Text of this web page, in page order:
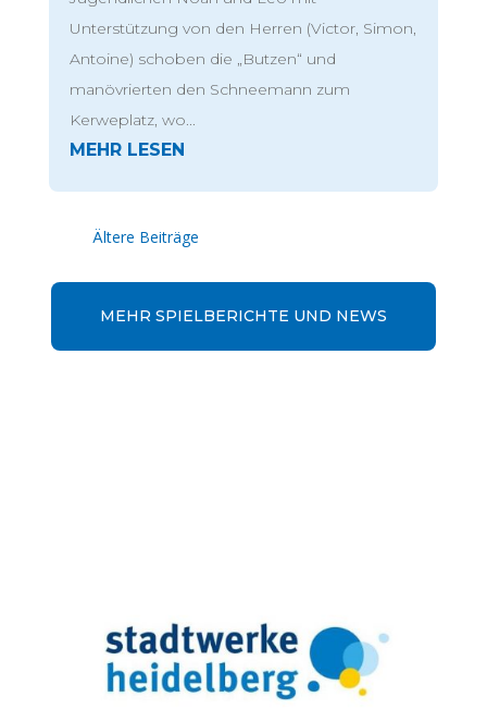
Unterstützung von den Herren (Victor, Simon,
Antoine) schoben die „Butzen“ und
manövrierten den Schneemann zum
Kerweplatz, wo...
MEHR SPIELBERICHTE UND NEWS